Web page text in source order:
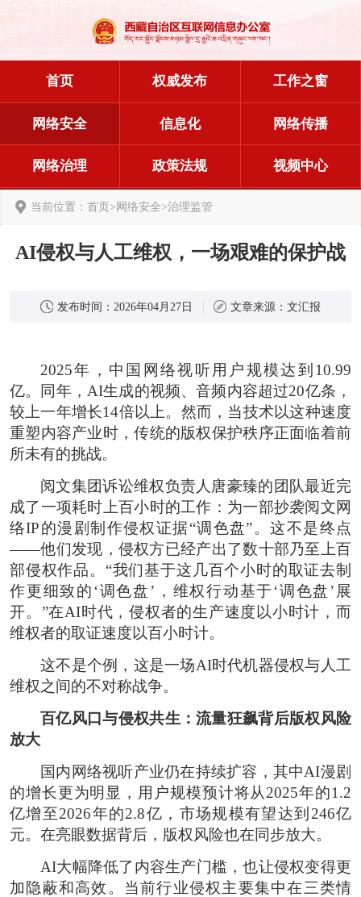
首页 权威发布 工作之窗
网络安全 信息化 网络传播
网络治理 政策法规 视频中心
当前位置： 首页>网络安全>治理监管
AI侵权与人工维权，一场艰难的保护战
发布时间： 2026年04月27日 文章来源： 文汇报
2025年，中国网络视听用户规模达到10.99
亿。同年，AI生成的视频、音频内容超过20亿条，
较上一年增长14倍以上。然而，当技术以这种速度
重塑内容产业时，传统的版权保护秩序正面临着前
所未有的挑战。
阅文集团诉讼维权负责人唐豪臻的团队最近完
成了一项耗时上百小时的工作：为一部抄袭阅文网
络IP的漫剧制作侵权证据“调色盘”。这不是终点
——他们发现，侵权方已经产出了数十部乃至上百
部侵权作品。“我们基于这几百个小时的取证去制
作更细致的‘调色盘’，维权行动基于‘调色盘’展
开。”在AI时代，侵权者的生产速度以小时计，而
维权者的取证速度以百小时计。
这不是个例，这是一场AI时代机器侵权与人工
维权之间的不对称战争。
百亿风口与侵权共生：流量狂飙背后版权风险
放大
国内网络视听产业仍在持续扩容，其中AI漫剧
的增长更为明显，用户规模预计将从2025年的1.2
亿增至2026年的2.8亿，市场规模有望达到246亿
元。在亮眼数据背后，版权风险也在同步放大。
AI大幅降低了内容生产门槛，也让侵权变得更
加隐蔽和高效。当前行业侵权主要集中在三类情